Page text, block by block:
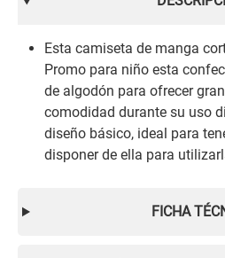
Esta camiseta de manga
Promo para niño esta
de algodón para ofrecer
comodidad durante su uso
diseño básico, ideal para
disponer de ella para
FICHA